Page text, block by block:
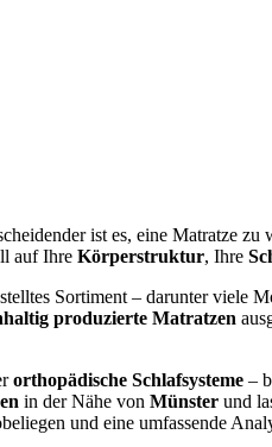
ist es, eine Matratze
auf Ihre Körperstruktur, Ihre
Sortiment – darunter viele
produzierte Matratzen
orthopädische Schlafsysteme –
in der Nähe von Münster und
und eine umfassende